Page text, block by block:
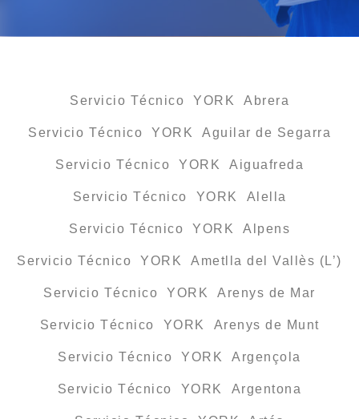
Servicio Técnico YORK Abrera
Servicio Técnico YORK Aguilar de Segarra
Servicio Técnico YORK Aiguafreda
Servicio Técnico YORK Alella
Servicio Técnico YORK Alpens
Servicio Técnico YORK Ametlla del Vallès (L’)
Servicio Técnico YORK Arenys de Mar
Servicio Técnico YORK Arenys de Munt
Servicio Técnico YORK Argençola
Servicio Técnico YORK Argentona